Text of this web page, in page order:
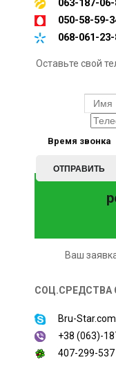
063-187-
050-58-59-
068-061-
Оставьте свой
Время звонка
ОТПРАВИТЬ
Ваш
СОЦ.СРЕДСТВА
Bru-Star.com
+38 (063)-
407-299-537